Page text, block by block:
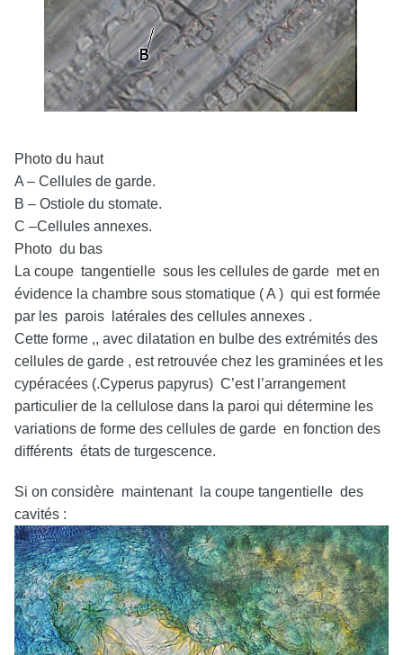
Photo du haut
A – Cellules de garde.
B – Ostiole du stomate.
C –Cellules annexes.
Photo du bas
La coupe tangentielle sous les cellules de garde met en
évidence la chambre sous stomatique ( A ) qui est formée
par les parois latérales des cellules annexes .
Cette forme ,, avec dilatation en bulbe des extrémités des
cellules de garde , est retrouvée chez les graminées et les
cypéracées (.Cyperus papyrus) C’est l’arrangement
particulier de la cellulose dans la paroi qui détermine les
variations de forme des cellules de garde en fonction des
différents états de turgescence.
Si on considère maintenant la coupe tangentielle des
cavités :